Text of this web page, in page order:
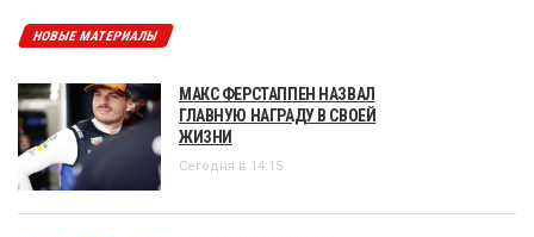
НОВЫЕ МАТЕРИАЛЫ
МАКС ФЕРСТАППЕН НАЗВАЛ
ГЛАВНУЮ НАГРАДУ В СВОЕЙ
ЖИЗНИ
Сегодня в 14:15